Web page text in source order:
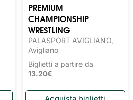
PREMIUM
CHAMPIONSHIP
WRESTLING
PALASPORT AVIGLIANO,
Avigliano
Biglietti a partire da
13.20€